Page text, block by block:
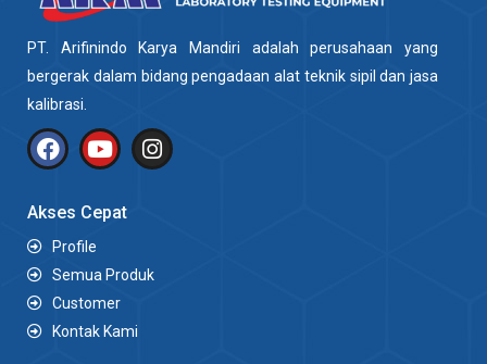
PT. Arifinindo Karya Mandiri adalah perusahaan yang
bergerak dalam bidang pengadaan alat teknik sipil dan jasa
kalibrasi.
Akses Cepat
Profile
Semua Produk
Customer
Kontak Kami